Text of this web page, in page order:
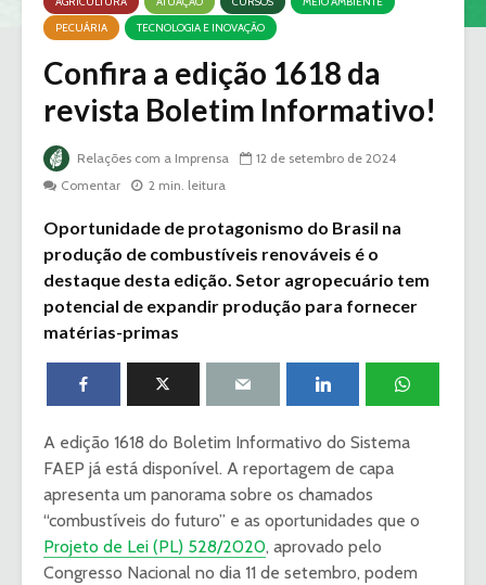
PECUÁRIA
TECNOLOGIA E INOVAÇÃO
Confira a edição 1618 da
revista Boletim Informativo!
Relações com a Imprensa
12 de setembro de 2024
Comentar
2 min. leitura
Oportunidade de protagonismo do Brasil na
produção de combustíveis renováveis é o
destaque desta edição. Setor agropecuário tem
potencial de expandir produção para fornecer
matérias-primas
A edição 1618 do Boletim Informativo do Sistema
FAEP já está disponível. A reportagem de capa
apresenta um panorama sobre os chamados
“combustíveis do futuro” e as oportunidades que o
Projeto de Lei (PL) 528/2020, aprovado pelo
Congresso Nacional no dia 11 de setembro, podem